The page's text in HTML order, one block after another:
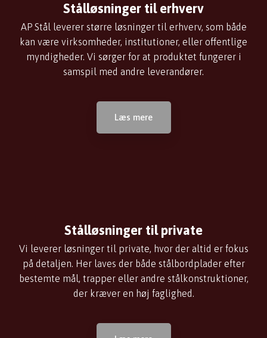
Stålløsninger til erhverv
AP Stål leverer større løsninger til erhverv, som både
kan vær​e virksomheder, institutioner, eller offentlige
myndigheder. Vi sørger for at produktet fungerer i
samspil ​med andre leverandører.
Læs mere​
Stålløsninger til private
Vi leverer løsninger til private, hvor der altid er fokus
på detaljen. Her laves der både stålbordplader efter
bestemte mål, trapper eller andre stålkonstruktioner,
der kræver en høj faglighed.